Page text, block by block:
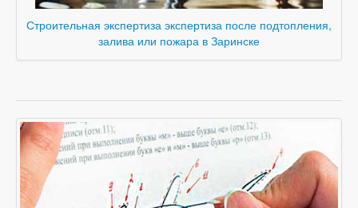
Строительная экспертиза экспертиза после подтопления,
залива или пожара в Заринске